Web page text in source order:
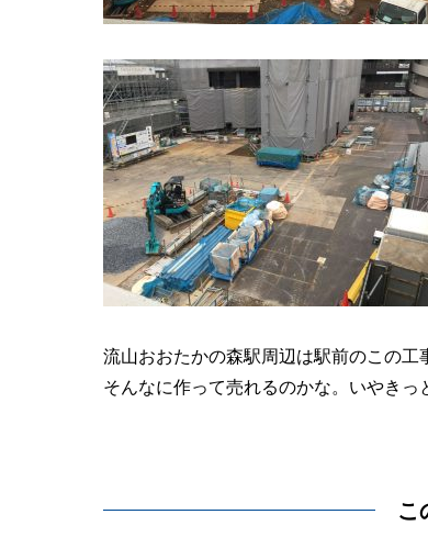
流山おおたかの森駅周辺は駅前のこの工
そんなに作って売れるのかな。いやきっ
こ